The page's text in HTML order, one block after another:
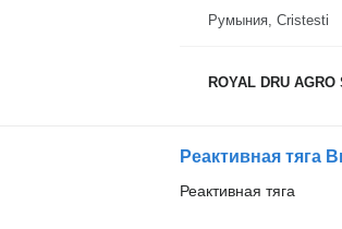
Румыния, Cristesti
ROYAL DRU AGRO
Реактивная тяга